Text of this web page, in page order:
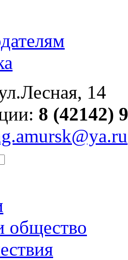
14
8 (42142)
общество